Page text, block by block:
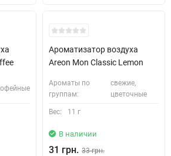
Ароматизатор воздуха
Areon Mon Classic Lemon
Ароматы по
группам:
свежие,
цветочные
Вес: 11 г
В наличии
31 грн. 33 грн.